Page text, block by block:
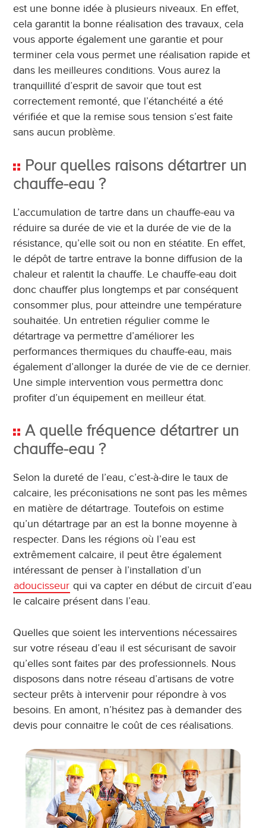
est une bonne idée à plusieurs niveaux. En effet,
cela garantit la bonne réalisation des travaux, cela
vous apporte également une garantie et pour
terminer cela vous permet une réalisation rapide et
dans les meilleures conditions. Vous aurez la
tranquillité d’esprit de savoir que tout est
correctement remonté, que l’étanchéité a été
vérifiée et que la remise sous tension s’est faite
sans aucun problème.
Pour quelles raisons détartrer un
chauffe-eau ?
L’accumulation de tartre dans un chauffe-eau va
réduire sa durée de vie et la durée de vie de la
résistance, qu’elle soit ou non en stéatite. En effet,
le dépôt de tartre entrave la bonne diffusion de la
chaleur et ralentit la chauffe. Le chauffe-eau doit
donc chauffer plus longtemps et par conséquent
consommer plus, pour atteindre une température
souhaitée. Un entretien régulier comme le
détartrage va permettre d’améliorer les
performances thermiques du chauffe-eau, mais
également d’allonger la durée de vie de ce dernier.
Une simple intervention vous permettra donc
profiter d’un équipement en meilleur état.
A quelle fréquence détartrer un
chauffe-eau ?
Selon la dureté de l’eau, c’est-à-dire le taux de
calcaire, les préconisations ne sont pas les mêmes
en matière de détartrage. Toutefois on estime
qu’un détartrage par an est la bonne moyenne à
respecter. Dans les régions où l’eau est
extrêmement calcaire, il peut être également
intéressant de penser à l’installation d’un
adoucisseur qui va capter en début de circuit d’eau
le calcaire présent dans l’eau.
Quelles que soient les interventions nécessaires
sur votre réseau d’eau il est sécurisant de savoir
qu’elles sont faites par des professionnels. Nous
disposons dans notre réseau d’artisans de votre
secteur prêts à intervenir pour répondre à vos
besoins. En amont, n’hésitez pas à demander des
devis pour connaitre le coût de ces réalisations.